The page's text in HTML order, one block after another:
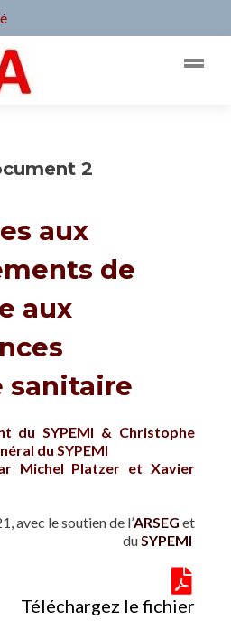
2
aux
de
aux
sanitaire
du SYPEMI & Christophe
du SYPEMI
Michel Platzer et Xavier
avec le soutien de l’ARSEG et
duSYPEMI
Téléchargez le fichier